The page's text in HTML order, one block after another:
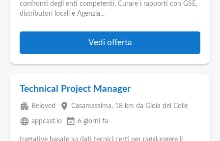
confronti degli enti competenti. Curare i rapporti con GSE,
distributori locali e Agenzia...
Vedi offerta
Technical Project Manager
apartment Beloved place Casamassima, 18 km da Gioia del Colle
language appcast.io event_available 6 giorni fa
trattative basate su dati tecnici certi per raggiungere il